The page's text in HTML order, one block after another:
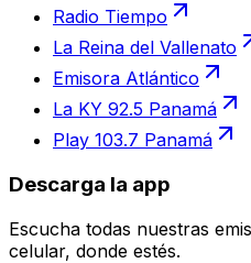
Radio Tiempo
La Reina del Vallenato
Emisora Atlántico
La KY 92.5 Panamá
Play 103.7 Panamá
Descarga la app
Escucha todas nuestras
celular, donde estés.